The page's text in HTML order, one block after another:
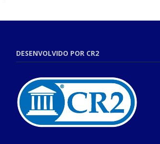
DESENVOLVIDO POR CR2